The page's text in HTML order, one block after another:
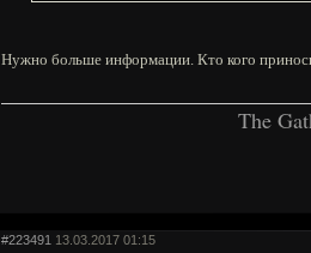
Нужно больше информации. Кто кого
The
#223491 13.03.2017 01:15